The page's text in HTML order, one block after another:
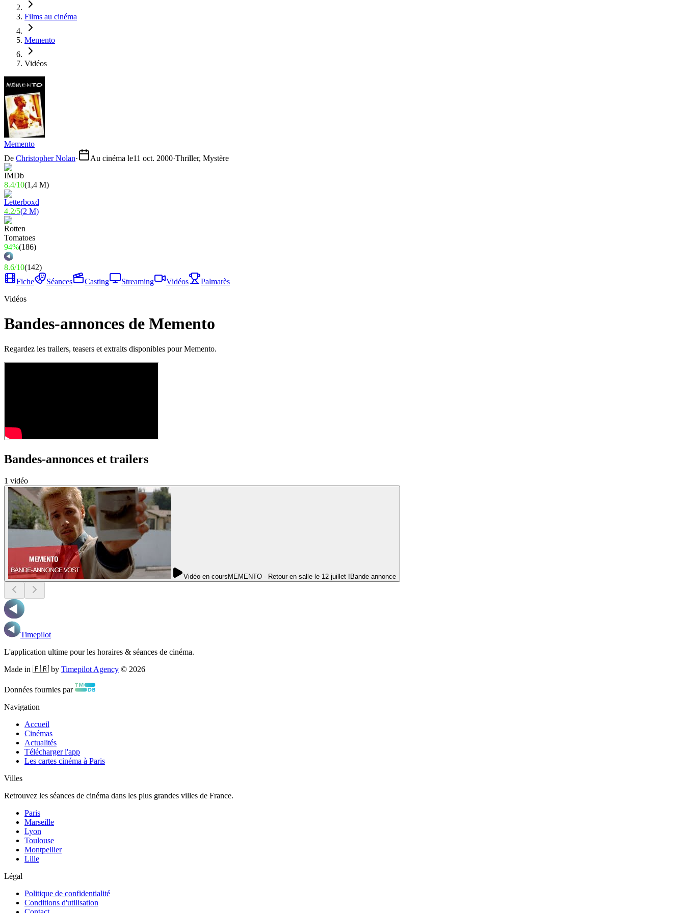
Films au cinéma
Memento
Vidéos
Memento
De Christopher Nolan· Au cinéma le11 oct. 2000·Thriller, Mystère
8.4/10(1,4 M)
4.2/5(2 M)
94%(186)
8.6/10(142)
Fiche
Séances Casting Streaming Vidéos
Palmarès
Vidéos
Bandes-annonces de Memento
Regardez les trailers, teasers et extraits disponibles pour Memento.
Bandes-annonces et trailers
1 vidéo
Vidéo en coursMEMENTO - Retour en salle le 12 juillet !Bande-annonce
Timepilot
L'application ultime pour les horaires & séances de cinéma.
Made in 🇫🇷 by Timepilot Agency © 2026
Données fournies par
Navigation
Accueil
Cinémas
Actualités
Télécharger l'app
Les cartes cinéma à Paris
Villes
Retrouvez les séances de cinéma dans les plus grandes villes de France.
Paris
Marseille
Lyon
Toulouse
Montpellier
Lille
Légal
Politique de confidentialité
Conditions d'utilisation